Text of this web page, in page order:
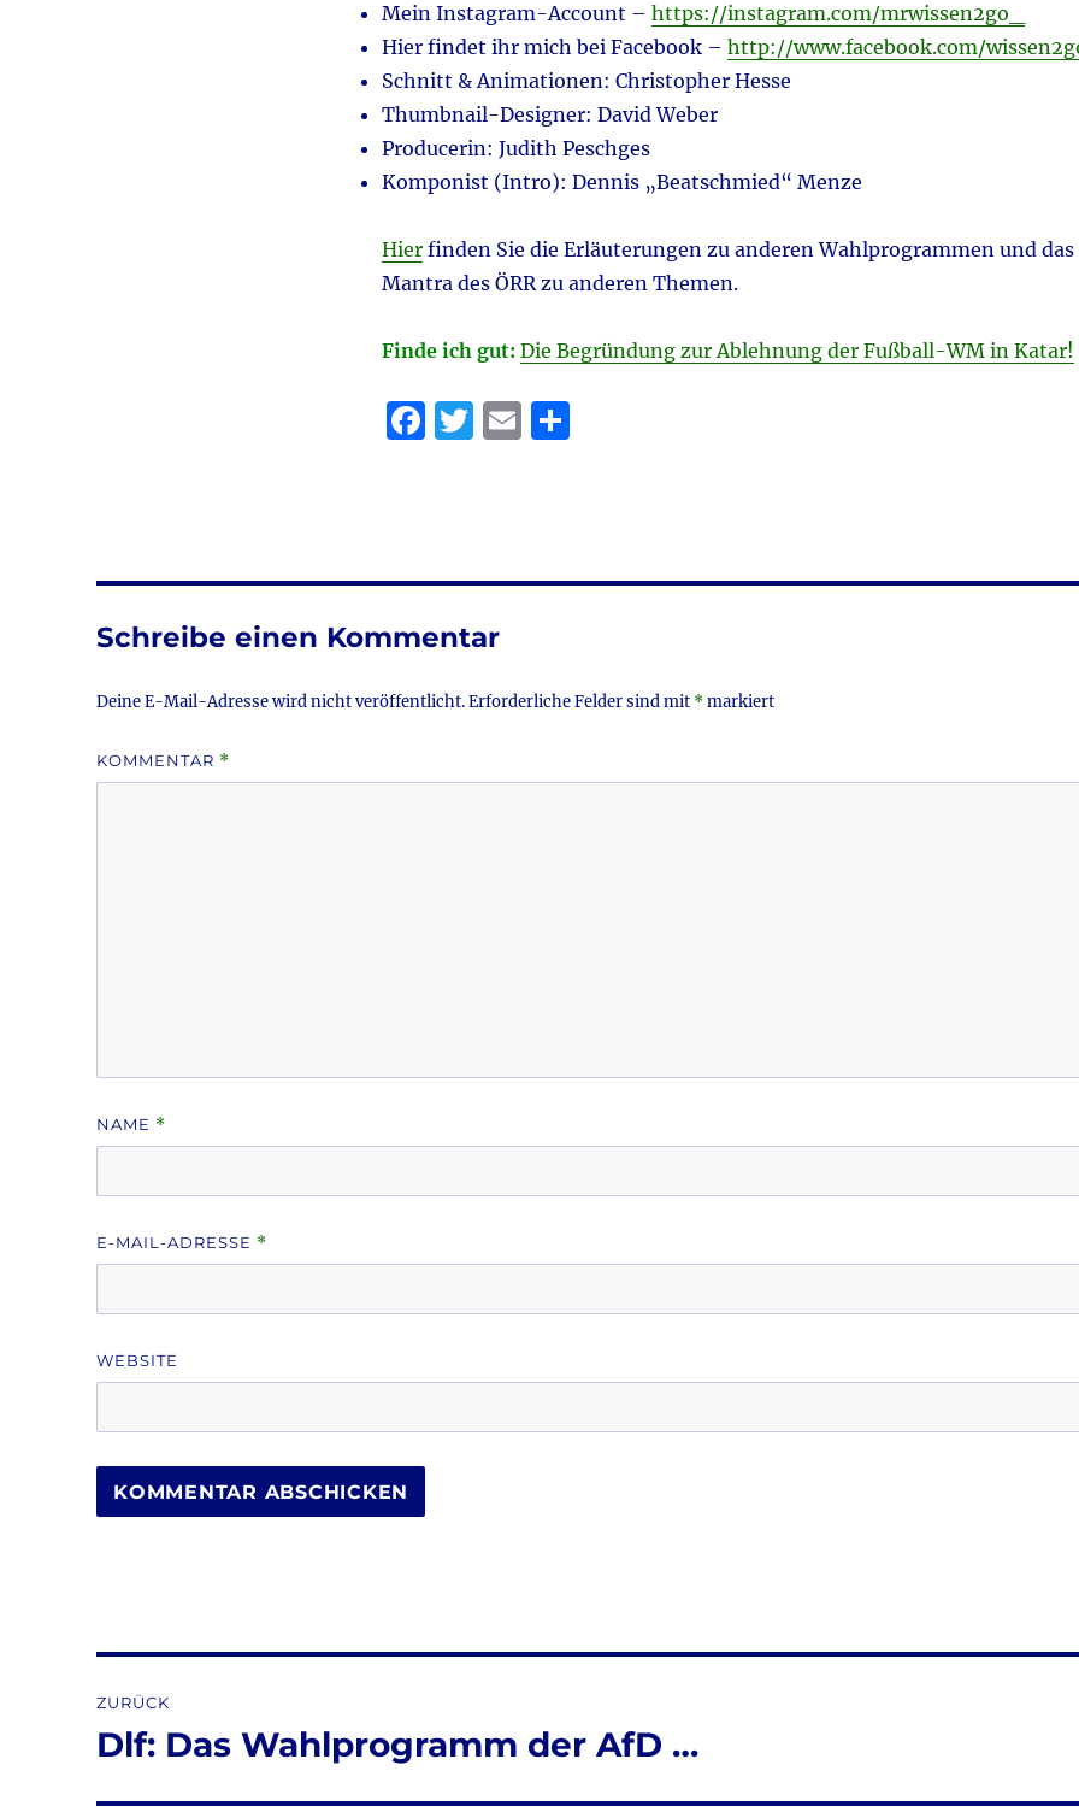
Mein Instagram-Account – https://instagram.com/mrwissen2go_
Hier findet ihr mich bei Facebook – http://www.facebook.com/
Schnitt & Animationen: Christopher Hesse
Thumbnail-Designer: David Weber
Producerin: Judith Peschges
Komponist (Intro): Dennis „Beatschmied“ Menze
Hierfinden Sie die Erläuterungen zu anderen Wahlprogrammen und das
Mantra des ÖRR zu anderen Themen.
Finde ich gut: Die Begründung zur Ablehnung der Fußball-WM in Katar!
F
b
o
k
T
r
E T
Schreibe einen Kommentar
Deine E-Mail-Adresse wird nicht veröffentlicht.Erforderliche Felder sind mit *markiert
KOMMENTAR *
NAME *
E-MAIL-ADRESSE *
WEBSITE
ZURÜCK
Vorheriger
Dlf: Das Wahlprogramm der AfD …